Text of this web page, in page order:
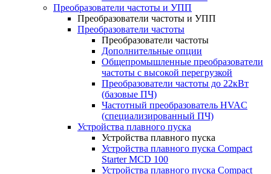
Преобразователи частоты и УПП
Преобразователи частоты и УПП
Преобразователи частоты
Преобразователи частоты
Дополнительные опции
Общепромышленные преобразователи
частоты с высокой перегрузкой
Преобразователи частоты до 22кВт
(базовые ПЧ)
Частотный преобразователь HVAC
(специализированный ПЧ)
Устройства плавного пуска
Устройства плавного пуска
Устройства плавного пуска Compact
Starter MCD 100
Устройства плавного пуска Compact